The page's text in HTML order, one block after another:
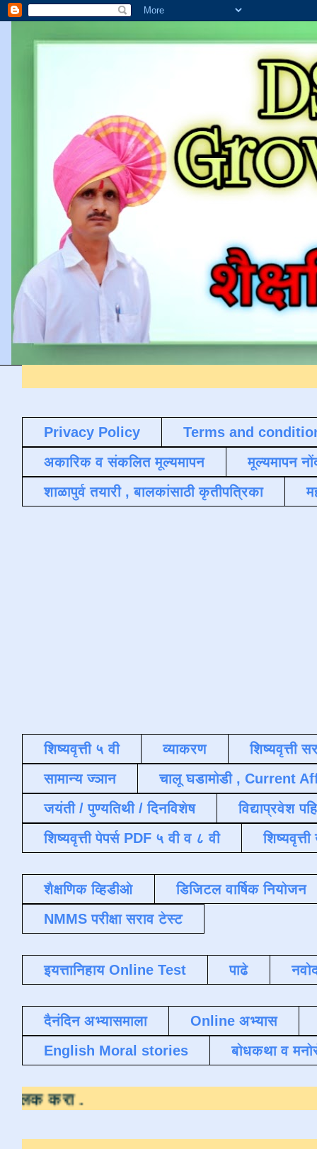
Privacy Policy
Terms and
अकारिक व संकलित मूल्यमापन
मूल्यमापन
शाळापुर्व तयारी , बालकांसाठी कृतीपत्रिका
शिष्यवृत्ती ५ वी व्याकरण
शिष्यवृत्ती
सामान्य ज्ञान
चालू घडामोडी , Current
जयंती / पुण्यतिथी / दिनविशेष
विद्याप्रवेश
शिष्यवृत्ती पेपर्स PDF ५ वी व ८ वी
शैक्षणिक व्हिडीओ
डिजिटल वार्षिक नियोजन
NMMS परीक्षा सराव टेस्ट
इयत्तानिहाय Online Test पाढे
दैनंदिन अभ्यासमाला
Online अभ्यास
English Moral stories
बोधकथा व
येथे क्लिक करा